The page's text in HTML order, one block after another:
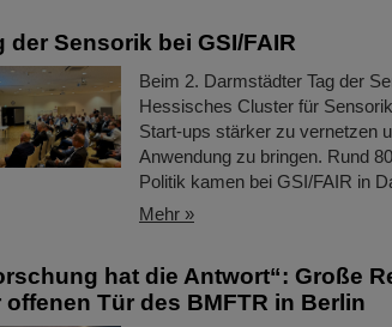
der Sensorik bei GSI/FAIR
Beim 2. Darmstädter Tag der
Hessisches Cluster für
Start-ups stärker zu vernetzen
Anwendung zu bringen. Rund
Politik kamen bei GSI/FAIR in
Mehr »
hat die Antwort“: Große
offenen Tür des BMFTR in Berlin